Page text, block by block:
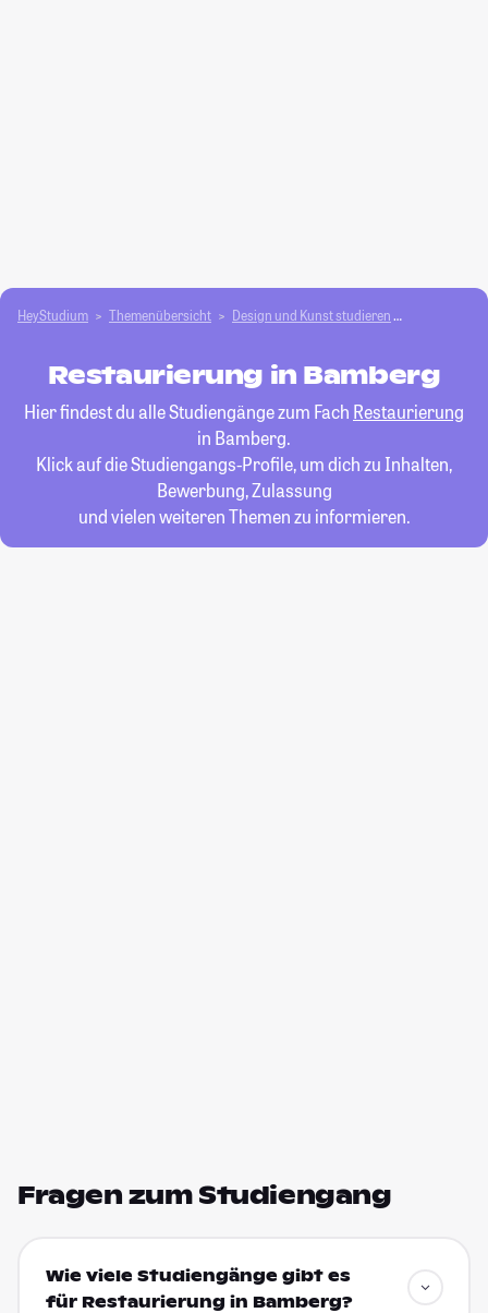
HeyStudium Themenübersicht Design und Kunst studieren
Restaurierung in Bamberg
Hier findest du alle Studiengänge zum Fach Restaurierung
in Bamberg.
Klick auf die Studiengangs-Profile, um dich zu Inhalten,
Bewerbung, Zulassung
und vielen weiteren Themen zu informieren.
Fragen zum Studiengang
Wie viele Studiengänge gibt es
für Restaurierung in Bamberg?